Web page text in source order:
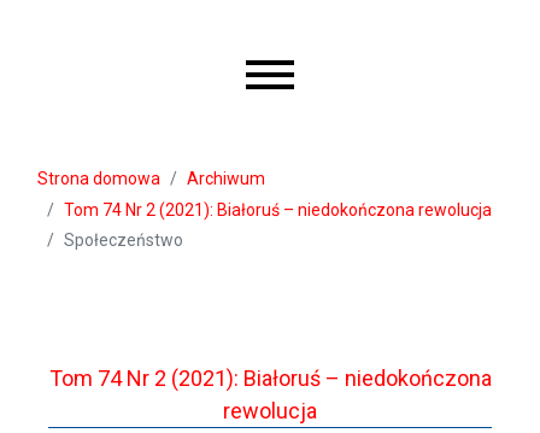
Strona domowa
Archiwum
Tom 74 Nr 2 (2021): Białoruś – niedokończona rewolucja
Społeczeństwo
Tom 74 Nr 2 (2021): Białoruś – niedokończona
rewolucja